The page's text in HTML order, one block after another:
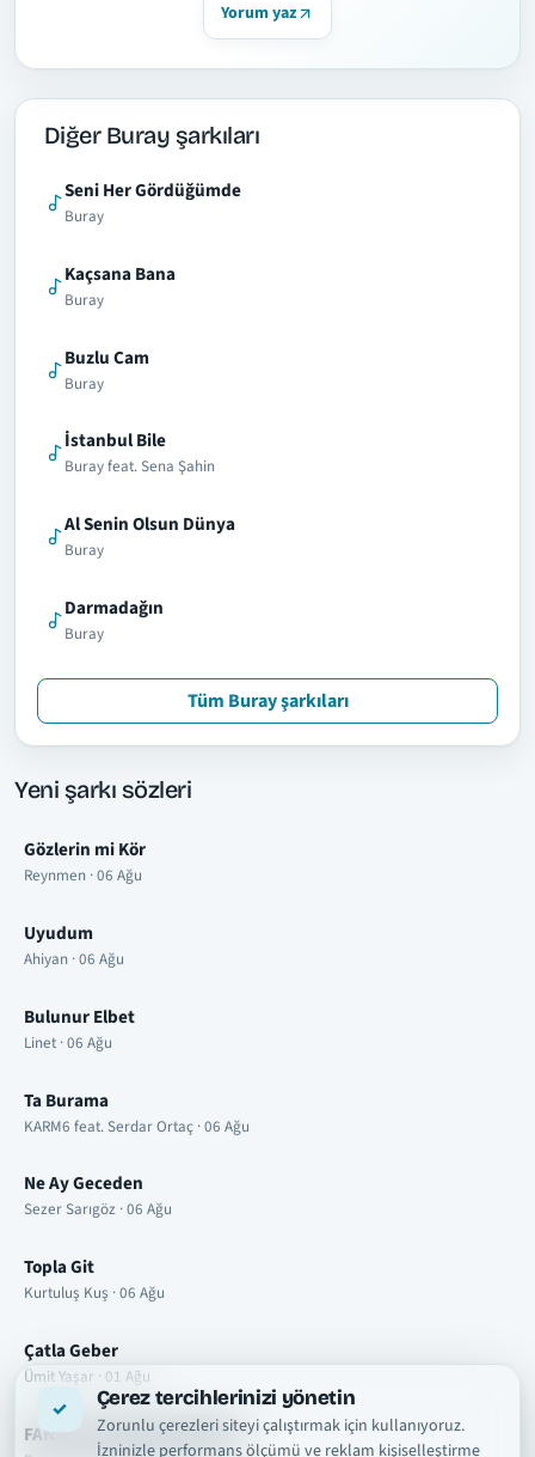
Çerez tercihlerinizi yönetin
Zorunlu çerezleri siteyi çalıştırmak için kullanıyoruz.
İzninizle performans ölçümü ve reklam kişiselleştirme
Yorum yaz
Diğer Buray şarkıları
Seni Her Gördüğümde
Buray
Kaçsana Bana
Buray
Buzlu Cam
Buray
İstanbul Bile
Buray feat. Sena Şahin
Al Senin Olsun Dünya
Buray
Darmadağın
Buray
Tüm Buray şarkıları
Yeni şarkı sözleri
Gözlerin mi Kör
Reynmen · 06 Ağu
Uyudum
Ahiyan · 06 Ağu
Bulunur Elbet
Linet · 06 Ağu
Ta Burama
KARM6 feat. Serdar Ortaç · 06 Ağu
Ne Ay Geceden
Sezer Sarıgöz · 06 Ağu
Topla Git
Kurtuluş Kuş · 06 Ağu
Çatla Geber
Ümit Yaşar · 01 Ağu
FANIM OLURSAN KARIŞMAM